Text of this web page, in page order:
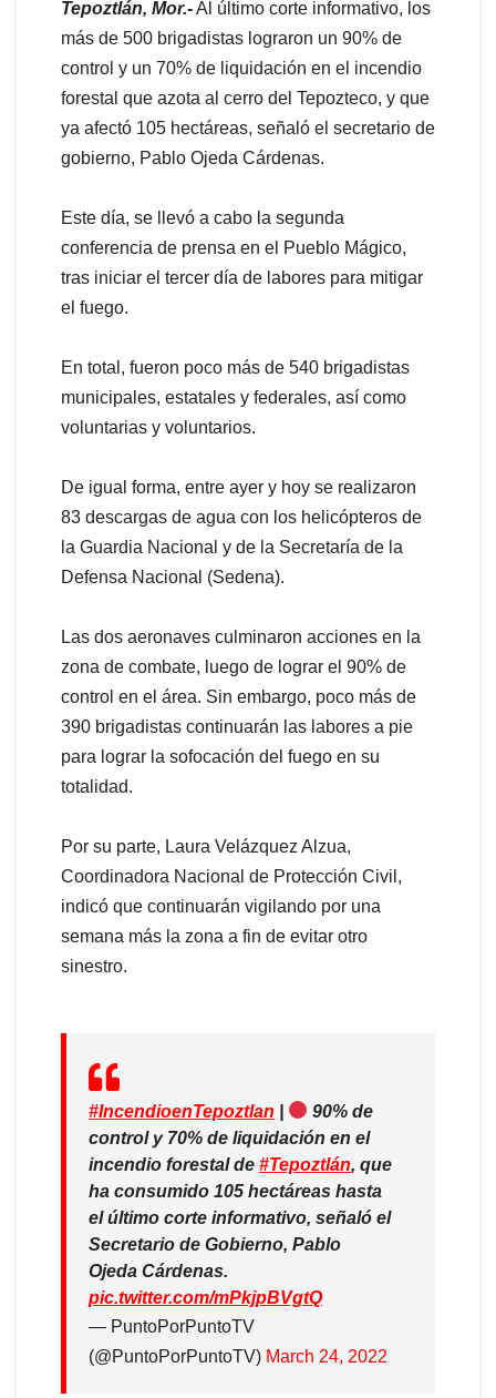
Tepoztlán, Mor.-Al último corte informativo, los
más de 500 brigadistas lograron un 90% de
control y un 70% de liquidación en el incendio
forestal que azota al cerro del Tepozteco, y que
ya afectó 105 hectáreas, señaló el secretario de
gobierno, Pablo Ojeda Cárdenas.
Este día, se llevó a cabo la segunda
conferencia de prensa en el Pueblo Mágico,
tras iniciar el tercer día de labores para mitigar
el fuego.
En total, fueron poco más de 540 brigadistas
municipales, estatales y federales, así como
voluntarias y voluntarios.
De igual forma, entre ayer y hoy se realizaron
83 descargas de agua con los helicópteros de
la Guardia Nacional y de la Secretaría de la
Defensa Nacional (Sedena).
Las dos aeronaves culminaron acciones en la
zona de combate, luego de lograr el 90% de
control en el área. Sin embargo, poco más de
390 brigadistas continuarán las labores a pie
para lograr la sofocación del fuego en su
totalidad.
Por su parte, Laura Velázquez Alzua,
Coordinadora Nacional de Protección Civil,
indicó que continuarán vigilando por una
semana más la zona a fin de evitar otro
sinestro.
#IncendioenTepoztlan
90% de
control y 70% de liquidación en el
incendio forestal de #Tepoztlán, que
ha consumido 105 hectáreas hasta
el último corte informativo, señaló el
Secretario de Gobierno, Pablo
Ojeda Cárdenas.
pic.twitter.com/mPkjpBVgtQ
— PuntoPorPuntoTV
(@PuntoPorPuntoTV) March 24, 2022